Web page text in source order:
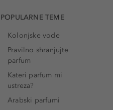
POPULARNE TEME
Kolonjske vode
Pravilno shranjujte
parfum
Kateri parfum mi
ustreza?
Arabski parfumi